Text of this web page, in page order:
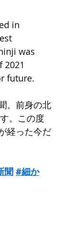
in
was
future.
。前身の北
。この度
経った今だ
聞#細か